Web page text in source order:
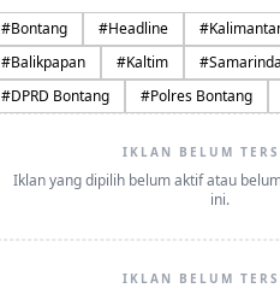
#Bontang #Headline #
#Balikpapan #Kaltim #Samarinda
#DPRD Bontang #Polres Bontang
IKLAN BELUM
Iklan yang dipilih belum aktif atau
ini.
IKLAN BELUM